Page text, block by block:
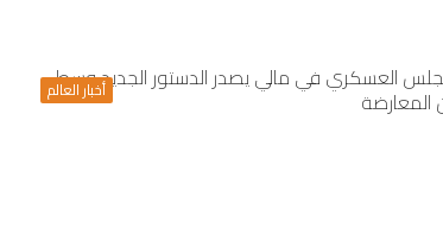
أخبار العالم